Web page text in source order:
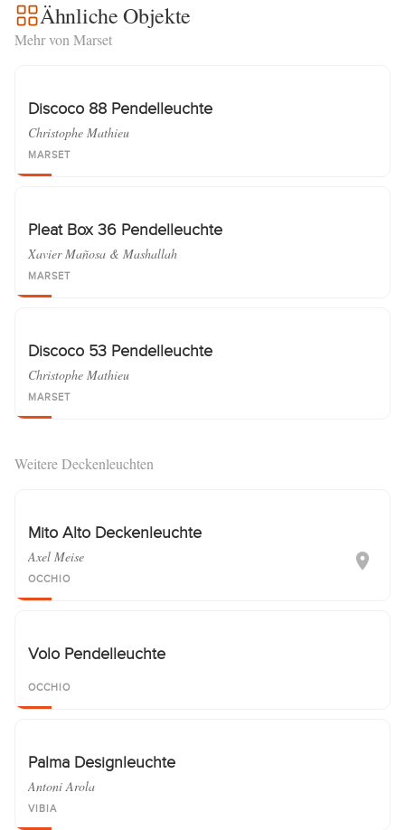
Ähnliche Objekte
Mehr von Marset
Discoco 88 Pendelleuchte
Christophe Mathieu
MARSET
Pleat Box 36 Pendelleuchte
Xavier Mañosa & Mashallah
MARSET
Discoco 53 Pendelleuchte
Christophe Mathieu
MARSET
Weitere Deckenleuchten
Mito Alto Deckenleuchte
Axel Meise
OCCHIO
Volo Pendelleuchte
OCCHIO
Palma Designleuchte
Antoni Arola
VIBIA